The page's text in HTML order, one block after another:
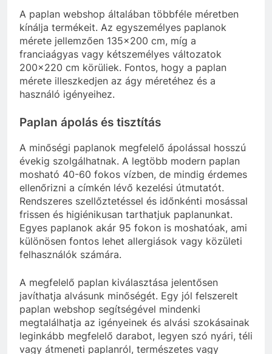
A paplan webshop általában többféle méretben
kínálja termékeit. Az egyszemélyes paplanok
mérete jellemzően 135×200 cm, míg a
franciaágyas vagy kétszemélyes változatok
200×220 cm körüliek. Fontos, hogy a paplan
mérete illeszkedjen az ágy méretéhez és a
használó igényeihez.
Paplan ápolás és tisztítás
A minőségi paplanok megfelelő ápolással hosszú
évekig szolgálhatnak. A legtöbb modern paplan
mosható 40-60 fokos vízben, de mindig érdemes
ellenőrizni a címkén lévő kezelési útmutatót.
Rendszeres szellőztetéssel és időnkénti mosással
frissen és higiénikusan tarthatjuk paplanunkat.
Egyes paplanok akár 95 fokon is moshatóak, ami
különösen fontos lehet allergiások vagy közületi
felhasználók számára.
A megfelelő paplan kiválasztása jelentősen
javíthatja alvásunk minőségét. Egy jól felszerelt
paplan webshop segítségével mindenki
megtalálhatja az igényeinek és alvási szokásainak
leginkább megfelelő darabot, legyen szó nyári, téli
vagy átmeneti paplanról, természetes vagy